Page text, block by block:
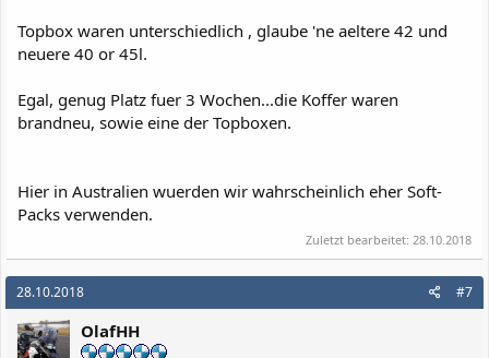
Topbox waren unterschiedlich , glaube 'ne aeltere 42 und
neuere 40 or 45l.
Egal, genug Platz fuer 3 Wochen...die Koffer waren
brandneu, sowie eine der Topboxen.
Hier in Australien wuerden wir wahrscheinlich eher Soft-
Packs verwenden.
Zuletzt bearbeitet: 28.10.2018
28.10.2018 #7
OlafHH